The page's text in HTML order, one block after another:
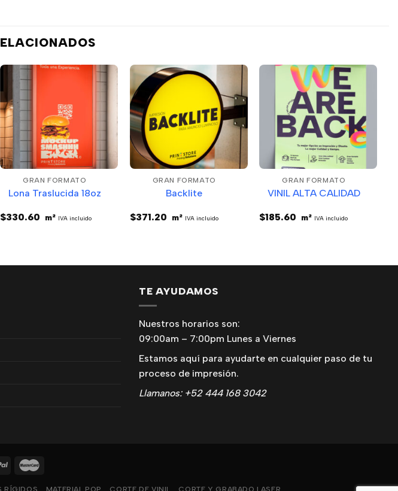
GRAN FORMATO
Lona Traslucida 18oz
$330.60 m² IVA incluido
GRAN FORMATO
Backlite
$371.20 m² IVA incluido
GRAN FORMATO
VINIL ALTA CALIDAD
$185.60 m² IVA incluido
TE AYUDAMOS
Nuestros horarios son:
09:00am – 7:00pm Lunes a Viernes
Estamos aquí para ayudarte en cualquier paso de tu
proceso de impresión.
Llamanos: +52 444 168 3042
RÍGIDOS MATERIAL POP CORTE DE VINIL CORTE Y GRABADO LASER